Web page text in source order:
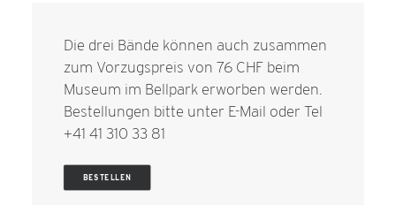
Die drei Bände können auch zusammen
zum Vorzugspreis von 76 CHF beim
Museum im Bellpark erworben werden.
Bestellungen bitte unter E-Mail oder Tel
+41 41 310 33 81
BESTELLEN